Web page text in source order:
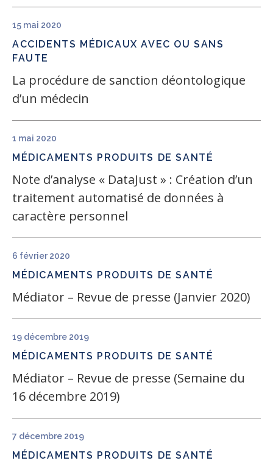
15 mai 2020
ACCIDENTS MÉDICAUX AVEC OU SANS
FAUTE
La procédure de sanction déontologique
d’un médecin
1 mai 2020
MÉDICAMENTS PRODUITS DE SANTÉ
Note d’analyse « DataJust » : Création d’un
traitement automatisé de données à
caractère personnel
6 février 2020
MÉDICAMENTS PRODUITS DE SANTÉ
Médiator – Revue de presse (Janvier 2020)
19 décembre 2019
MÉDICAMENTS PRODUITS DE SANTÉ
Médiator – Revue de presse (Semaine du
16 décembre 2019)
7 décembre 2019
MÉDICAMENTS PRODUITS DE SANTÉ